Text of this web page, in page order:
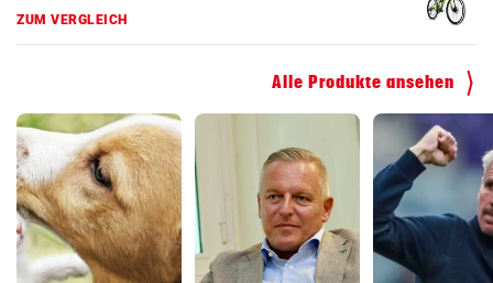
Kinderfahrrad Vergleich
Alle Produkte ansehen